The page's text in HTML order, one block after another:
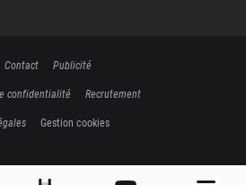
Contact
Publicité
confidentialité
Recrutement
Gestion cookies